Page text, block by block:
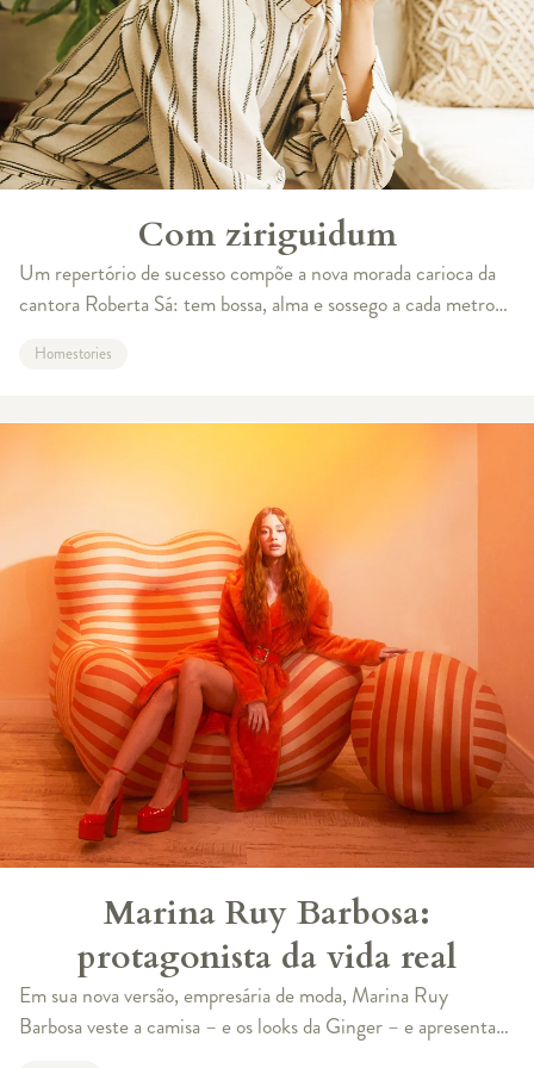
Com ziriguidum
Um repertório de sucesso compõe a nova morada carioca da
cantora Roberta Sá: tem bossa, alma e sossego a cada metro
poesia de Copacab
Homestories
Marina Ruy Barbosa:
protagonista da vida real
Em sua nova versão, empresária de moda, Marina Ruy
Barbosa veste a camisa – e os looks da Ginger – e apresenta